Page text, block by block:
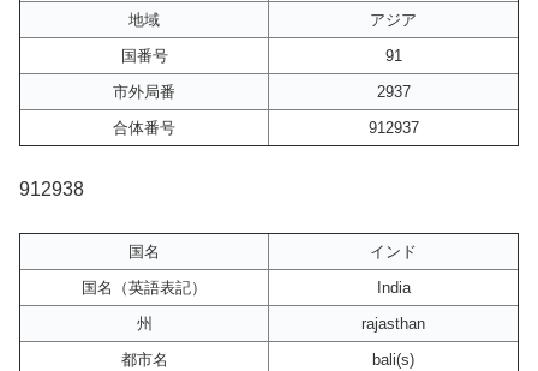
地域
アジア
国番号
91
市外局番
2937
合体番号
912937
912938
国名
インド
国名（英語表記）
India
州
rajasthan
都市名
bali(s)